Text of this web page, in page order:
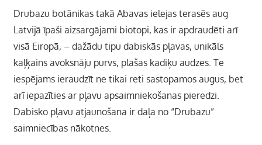
Drubazu botānikas takā Abavas ielejas terasēs aug
Latvijā īpaši aizsargājami biotopi, kas ir apdraudēti arī
visā Eiropā, – dažādu tipu dabiskās pļavas, unikāls
kaļķains avoksnāju purvs, plašas kadiķu audzes. Te
iespējams ieraudzīt ne tikai reti sastopamos augus, bet
arī iepazīties ar pļavu apsaimniekošanas pieredzi.
Dabisko pļavu atjaunošana ir daļa no “Drubazu”
saimniecības nākotnes.